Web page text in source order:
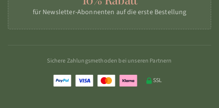
für Newsletter-Abonnenten auf die erste Bestellung
Sichere Zahlungsmethoden bei unseren Partnern
SSL